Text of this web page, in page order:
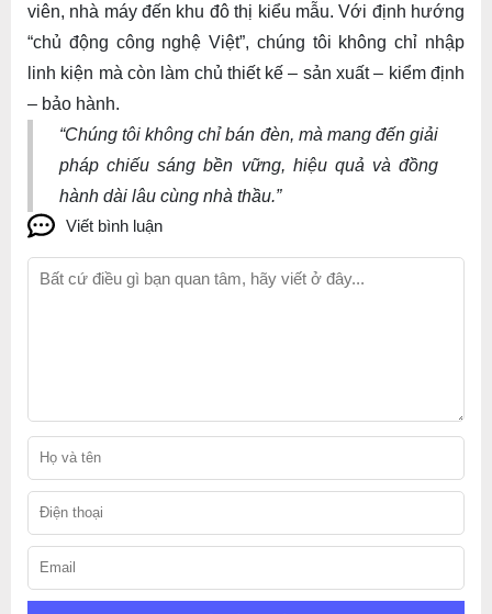
viên, nhà máy đến khu đô thị kiểu mẫu. Với định hướng
“chủ động công nghệ Việt”, chúng tôi không chỉ nhập
linh kiện mà còn làm chủ thiết kế – sản xuất – kiểm định
– bảo hành.
“Chúng tôi không chỉ bán đèn, mà mang đến giải
pháp chiếu sáng bền vững, hiệu quả và đồng
hành dài lâu cùng nhà thầu.”
Viết bình luận